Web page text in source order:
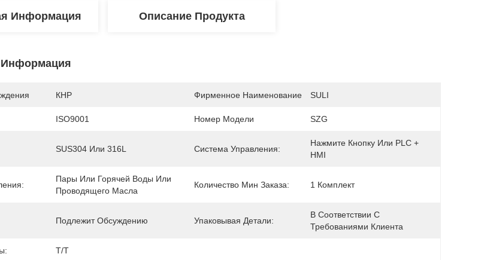
Информация Описание Продукта
КНР Фирменное Наименование SULI
ISO9001 Номер Модели SZG
SUS304 Или 316L Система Управления:
Нажмите Кнопку Или PLC +
HMI
Пары Или Горячей Воды Или
Проводящего Масла
Количество Мин Заказа: 1 Комплект
Подлежит Обсуждению Упаковывая Детали:
В Соответствии С
Требованиями Клиента
T/T